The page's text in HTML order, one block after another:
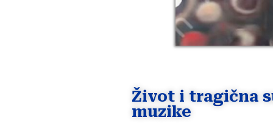
Život i tragična
muzike